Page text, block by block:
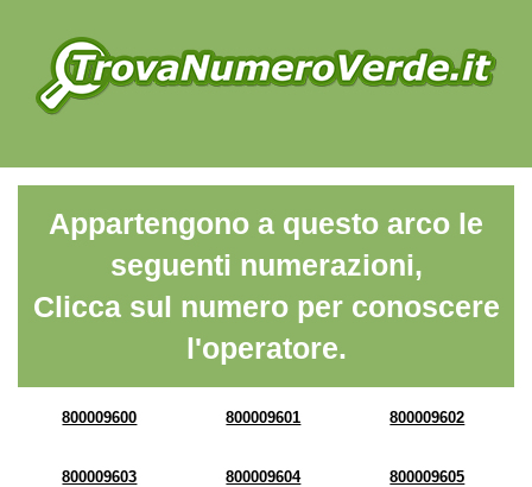
Appartengono a questo arco le
seguenti numerazioni,
Clicca sul numero per conoscere
l'operatore.
800009600 800009601 800009602
800009603 800009604 800009605